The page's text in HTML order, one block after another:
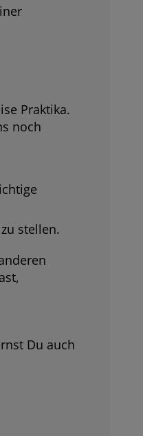
Praktika.
noch
stellen.
Du auch